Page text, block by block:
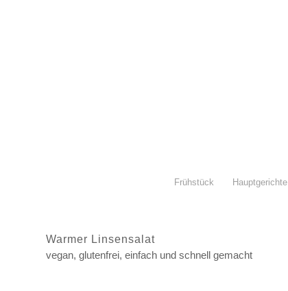
Frühstück Hauptgerichte
Warmer Linsensalat
vegan, glutenfrei, einfach und schnell gemacht